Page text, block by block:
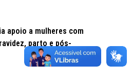
apoio a mulheres com
parto e pós-